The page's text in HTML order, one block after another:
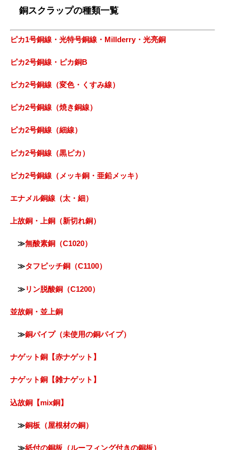
銅スクラップの種類一覧
ピカ1号銅線・光特号銅線・Millderry・光亮銅
ピカ2号銅線・ピカ銅B
ピカ2号銅線（変色・くすみ線）
ピカ2号銅線（焼き銅線）
ピカ2号銅線（細線）
ピカ2号銅線（黒ピカ）
ピカ2号銅線（メッキ銅・亜鉛メッキ）
エナメル銅線（太・細）
上故銅・上銅（新切れ銅）
≫無酸素銅（C1020）
≫タフピッチ銅（C1100）
≫リン脱酸銅（C1200）
並故銅・並上銅
≫銅パイプ（未使用の銅パイプ）
ナゲット銅【赤ナゲット】
ナゲット銅【雑ナゲット】
込故銅【mix銅】
≫銅板（屋根材の銅）
≫紙付の銅板（ルーフィング付きの銅板）